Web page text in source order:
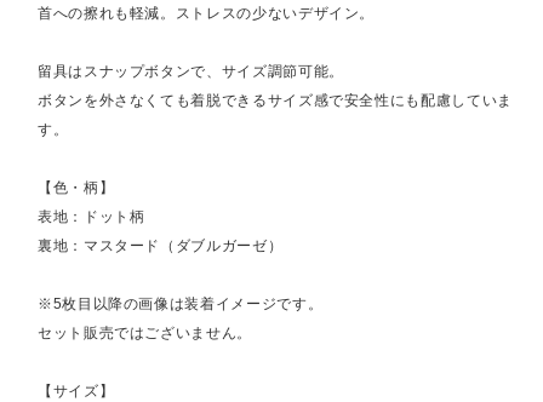
首への擦れも軽減。ストレスの少ないデザイン。
留具はスナップボタンで、サイズ調節可能。
ボタンを外さなくても着脱できるサイズ感で安全性にも配慮していま
す。
【色・柄】
表地：ドット柄
裏地：マスタード（ダブルガーゼ）
※5枚目以降の画像は装着イメージです。
セット販売ではございません。
【サイズ】